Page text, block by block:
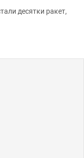
десятки ракет,